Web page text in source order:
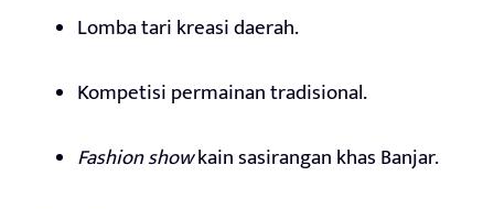
Lomba tari kreasi daerah.
Kompetisi permainan tradisional.
Fashion showkain sasirangan khas Banjar.